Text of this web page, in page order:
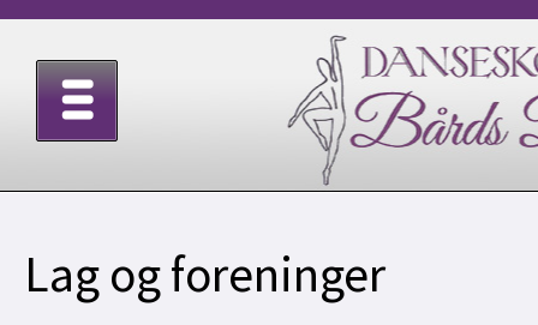
Lag og foreninger